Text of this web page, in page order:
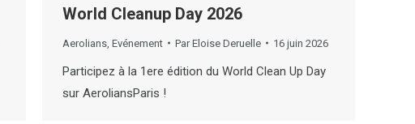
World Cleanup Day 2026
Aerolians Evénement ParEloise Deruelle 16 juin 2026
Participez à la 1ere édition du World Clean Up Day
sur AeroliansParis !